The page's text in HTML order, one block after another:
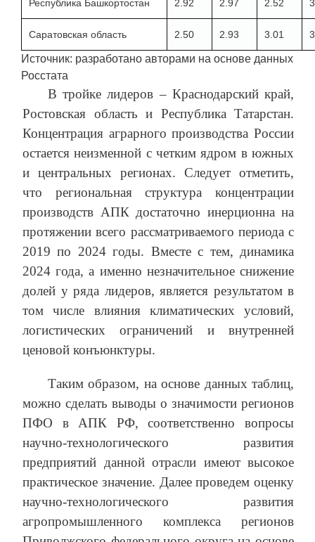
Республика Башкортостан 2.92 2.97 2.52
Саратовская область 2.50 2.93 3.01
Источник: разработано авторами на основе данных
Росстата
В тройке лидеров – Краснодарский край,
Ростовская область и Республика Татарстан.
Концентрация аграрного производства России
остается неизменной с четким ядром в южных
и центральных регионах. Следует отметить,
что региональная структура концентрации
производств АПК достаточно инерционна на
протяжении всего рассматриваемого периода с
2019 по 2024 годы. Вместе с тем, динамика
2024 года, а именно незначительное снижение
долей у ряда лидеров, является результатом в
том числе влияния климатических условий,
логистических ограничений и внутренней
ценовой конъюнктуры.
Таким образом, на основе данных таблиц,
можно сделать выводы о значимости регионов
ПФО в АПК РФ, соответственно вопросы
научно-технологического развития
предприятий данной отрасли имеют высокое
практическое значение. Далее проведем оценку
научно-технологического развития
агропромышленного комплекса регионов